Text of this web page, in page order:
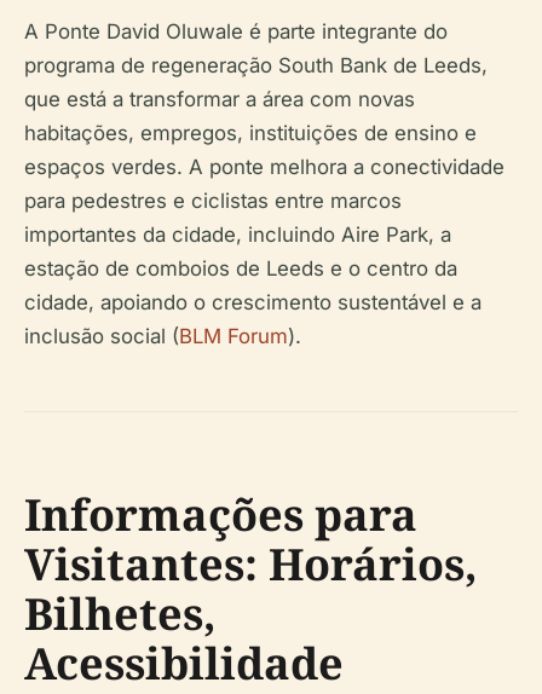
A Ponte David Oluwale é parte integrante do
programa de regeneração South Bank de Leeds,
que está a transformar a área com novas
habitações, empregos, instituições de ensino e
espaços verdes. A ponte melhora a conectividade
para pedestres e ciclistas entre marcos
importantes da cidade, incluindo Aire Park, a
estação de comboios de Leeds e o centro da
cidade, apoiando o crescimento sustentável e a
inclusão social (BLM Forum).
Informações para
Visitantes: Horários,
Bilhetes,
Acessibilidade